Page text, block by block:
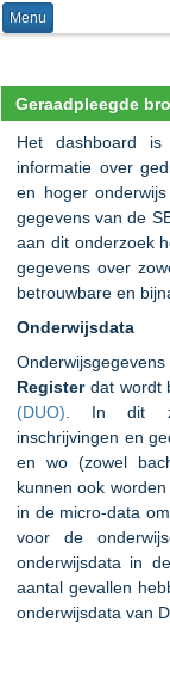
Menu
Geraadpleegde
Het dashboard
informatie over
en hoger
gegevens van de
aan dit onderzoek
gegevens over
betrouwbare en
Onderwijsdata
Register dat wordt
(DUO) . In dit
inschrijvingen en
en wo (zowel
kunnen ook
in de micro-data
voor de
onderwijsdata in
aantal gevallen
onderwijsdata van